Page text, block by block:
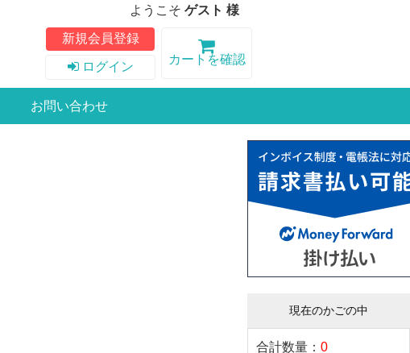
ようこそ ゲスト 様
新規会員登録
ログイン
カートを確認
お問い合わせ
現在のかごの中
合計数量：0